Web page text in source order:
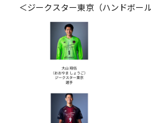
＜ジークスター東京（ハンドボー